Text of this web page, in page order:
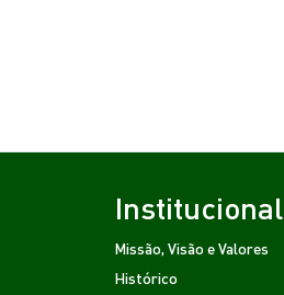
Institucional
Missão, Visão e Valores
Histórico